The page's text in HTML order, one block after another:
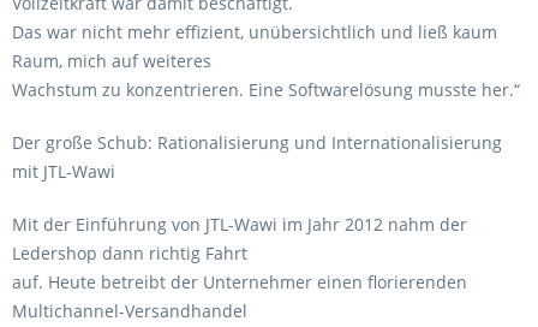
Das war nicht mehr effizient, unübersichtlich und ließ kaum
Raum, mich auf weiteres
Wachstum zu konzentrieren. Eine Softwarelösung musste her.“
Der große Schub: Rationalisierung und Internationalisierung
mit JTL-Wawi
Mit der Einführung von JTL-Wawi im Jahr 2012 nahm der
Ledershop dann richtig Fahrt
auf. Heute betreibt der Unternehmer einen florierenden
Multichannel-Versandhandel